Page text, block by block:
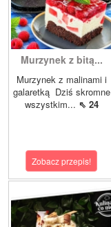
Murzynek z bitą...
Murzynek z malinami i
galaretką Dziś skromne
wszystkim... ⇖ 24
Zobacz przepis!